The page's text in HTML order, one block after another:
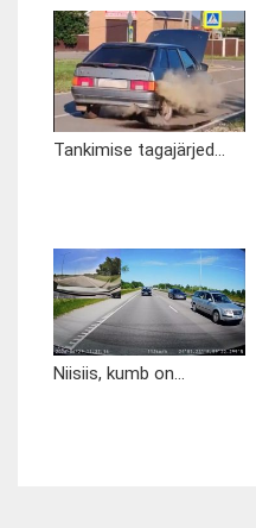
Tankimise tagajärjed...
Niisiis, kumb on...